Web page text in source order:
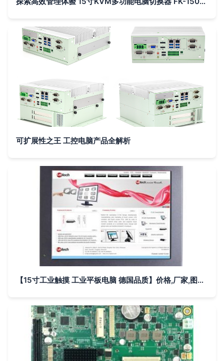
可扩展性之王 工控电脑产品全解析
【15寸工业触摸 工业平板电脑 德国品质】价格,厂家,图片,工控电脑产品,深圳市飞帆泰科技-